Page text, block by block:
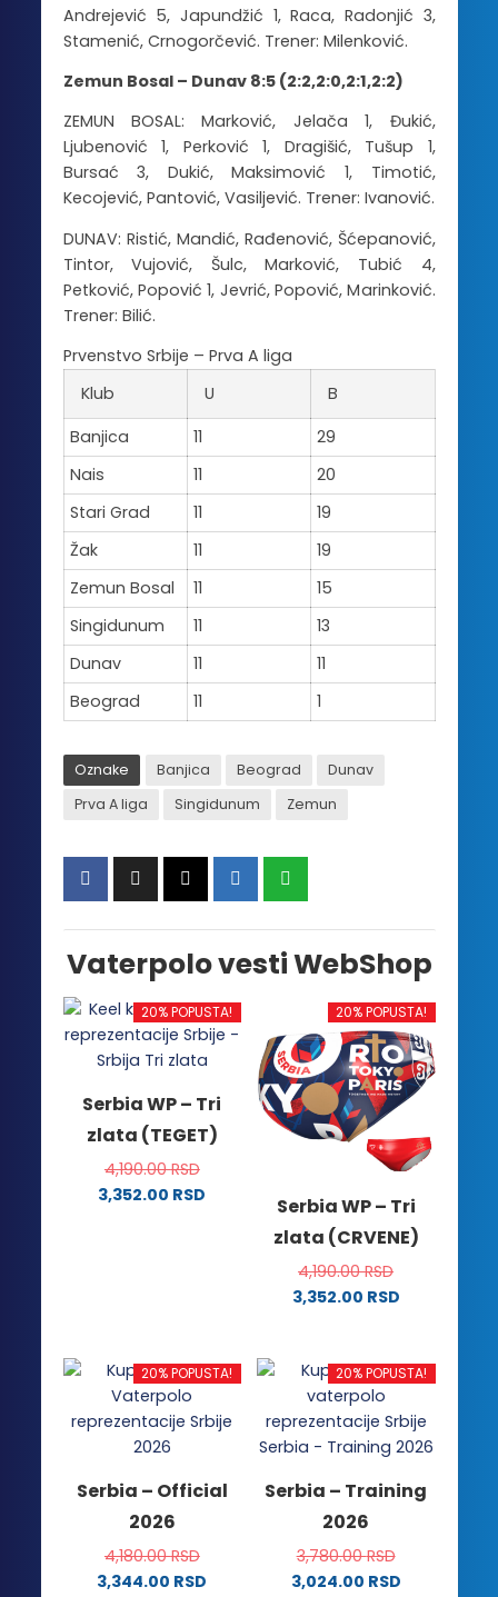
Andrejević 5, Japundžić 1, Raca, Radonjić 3,
Stamenić, Crnogorčević. Trener: Milenković.
Zemun Bosal – Dunav 8:5 (2:2,2:0,2:1,2:2)
ZEMUN BOSAL: Marković, Jelača 1, Đukić,
Ljubenović 1, Perković 1, Dragišić, Tušup 1,
Bursać 3, Dukić, Maksimović 1, Timotić,
Kecojević, Pantović, Vasiljević. Trener: Ivanović.
DUNAV: Ristić, Mandić, Rađenović, Šćepanović,
Tintor, Vujović, Šulc, Marković, Tubić 4,
Petković, Popović 1, Jevrić, Popović, Marinković.
Trener: Bilić.
Prvenstvo Srbije – Prva A liga
Klub
U
B
Banjica
11
29
Nais
11
20
Stari Grad
11
19
Žak
11
19
Zemun Bosal
11
15
Singidunum
11
13
Dunav
11
11
Beograd
11 1
Oznake Banjica Beograd
Dunav
Prva A liga
Singidunum Zemun
Vaterpolo vesti WebShop
20% POPUSTA!
Serbia WP – Tri
zlata (TEGET)
4,190.00RSD
3,352.00 RSD
mogu
biti
izabrane
na
proizvoda.
20% POPUSTA!
Serbia WP – Tri
zlata (CRVENE)
4,190.00RSD
3,352.00 RSD
ima
više
varijanti.
Opcije
biti
izabrane
na
stranici
20% POPUSTA!
Serbia – Official
2026
4,180.00RSD
3,344.00 RSD
20% POPUSTA!
Serbia – Training
2026
3,780.00RSD
3,024.00 RSD